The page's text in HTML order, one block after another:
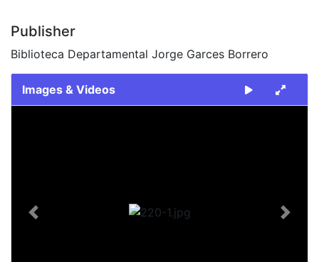
Publisher
Biblioteca Departamental Jorge Garces Borrero
Images & Videos
Previous Next